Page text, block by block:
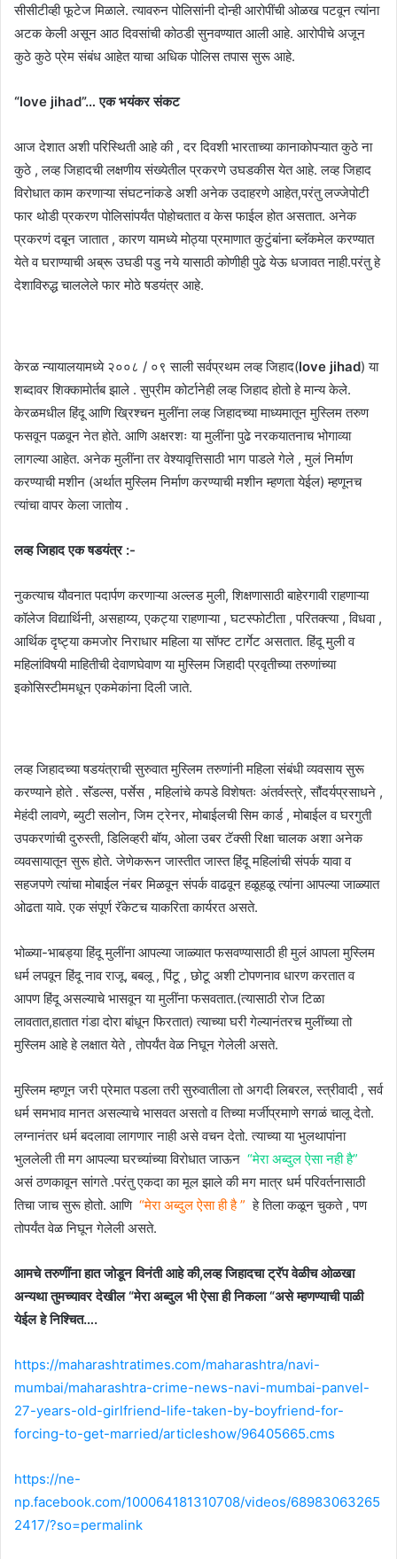
सीसीटीव्ही फूटेज मिळाले. त्यावरुन पोलिसांनी दोन्ही आरोपींची ओळख पटवून त्यांना
अटक केली असून आठ दिवसांची कोठडी सुनवण्यात आली आहे. आरोपीचे अजून
कुठे कुठे प्रेम संबंध आहेत याचा अधिक पोलिस तपास सुरू आहे.
“love jihad”… एक भयंकर संकट
आज देशात अशी परिस्थिती आहे की , दर दिवशी भारताच्या कानाकोपऱ्यात कुठे ना
कुठे , लव्ह जिहादची लक्षणीय संख्येतील प्रकरणे उघडकीस येत आहे. लव्ह जिहाद
विरोधात काम करणाऱ्या संघटनांकडे अशी अनेक उदाहरणे आहेत,परंतु लज्जेपोटी
फार थोडी प्रकरण पोलिसांपर्यंत पोहोचतात व केस फाईल होत असतात. अनेक
प्रकरणं दबून जातात , कारण यामध्ये मोठ्या प्रमाणात कुटुंबांना ब्लॅकमेल करण्यात
येते व घराण्याची अब्रू उघडी पडु नये यासाठी कोणीही पुढे येऊ धजावत नाही.परंतु हे
देशाविरुद्ध चाललेले फार मोठे षडयंत्र आहे.
केरळ न्यायालयामध्ये २००८ / ०९ साली सर्वप्रथम लव्ह जिहाद(love jihad) या
शब्दावर शिक्कामोर्तब झाले . सुप्रीम कोर्टानेही लव्ह जिहाद होतो हे मान्य केले.
केरळमधील हिंदू आणि ख्रिश्चन मुलींना लव्ह जिहादच्या माध्यमातून मुस्लिम तरुण
फसवून पळवून नेत होते. आणि अक्षरशः या मुलींना पुढे नरकयातनाच भोगाव्या
लागल्या आहेत. अनेक मुलींना तर वेश्यावृत्तिसाठी भाग पाडले गेले , मुलं निर्माण
करण्याची मशीन (अर्थात मुस्लिम निर्माण करण्याची मशीन म्हणता येईल) म्हणूनच
त्यांचा वापर केला जातोय .
लव्ह जिहाद एक षडयंत्र :-
नुकत्याच यौवनात पदार्पण करणाऱ्या अल्लड मुली, शिक्षणासाठी बाहेरगावी राहणाऱ्या
कॉलेज विद्यार्थिनी, असहाय्य, एकट्या राहणाऱ्या , घटस्फोटीता , परितक्त्या , विधवा ,
आर्थिक दृष्ट्या कमजोर निराधार महिला या सॉफ्ट टार्गेट असतात. हिंदू मुली व
महिलांविषयी माहितीची देवाणघेवाण या मुस्लिम जिहादी प्रवृतीच्या तरुणांच्या
इकोसिस्टीममधून एकमेकांना दिली जाते.
लव्ह जिहादच्या षडयंत्राची सुरुवात मुस्लिम तरुणांनी महिला संबंधी व्यवसाय सुरू
करण्याने होते . सॅंडल्स, पर्सेस , महिलांचे कपडे विशेषतः अंतर्वस्त्रे, सौंदर्यप्रसाधने ,
मेहंदी लावणे, ब्युटी सलोन, जिम ट्रेनर, मोबाईलची सिम कार्ड , मोबाईल व घरगुती
उपकरणांची दुरुस्ती, डिलिव्हरी बॉय, ओला उबर टॅक्सी रिक्षा चालक अशा अनेक
व्यवसायातून सुरू होते. जेणेकरून जास्तीत जास्त हिंदू महिलांची संपर्क यावा व
सहजपणे त्यांचा मोबाईल नंबर मिळवून संपर्क वाढवून हळूहळू त्यांना आपल्या जाळ्यात
ओढता यावे. एक संपूर्ण रॅकेटच याकरिता कार्यरत असते.
भोळ्या-भाबड्या हिंदू मुलींना आपल्या जाळ्यात फसवण्यासाठी ही मुलं आपला मुस्लिम
धर्म लपवून हिंदू नाव राजू, बबलू , पिंटू , छोटू अशी टोपणनाव धारण करतात व
आपण हिंदू असल्याचे भासवून या मुलींना फसवतात.(त्यासाठी रोज टिळा
लावतात,हातात गंडा दोरा बांधून फिरतात) त्याच्या घरी गेल्यानंतरच मुलींच्या तो
मुस्लिम आहे हे लक्षात येते , तोपर्यंत वेळ निघून गेलेली असते.
मुस्लिम म्हणून जरी प्रेमात पडला तरी सुरुवातीला तो अगदी लिबरल, स्त्रीवादी , सर्व
धर्म समभाव मानत असल्याचे भासवत असतो व तिच्या मर्जीप्रमाणे सगळं चालू देतो.
लग्नानंतर धर्म बदलावा लागणार नाही असे वचन देतो. त्याच्या या भुलथापांना
भुललेली ती मग आपल्या घरच्यांच्या विरोधात जाऊन “मेरा अब्दुल ऐसा नही है”
असं ठणकावून सांगते .परंतु एकदा का मूल झाले की मग मात्र धर्म परिवर्तनासाठी
तिचा जाच सुरू होतो. आणि “मेरा अब्दुल ऐसा ही है ” हे तिला कळून चुकते , पण
तोपर्यंत वेळ निघून गेलेली असते.
आमचे तरुणींना हात जोडून विनंती आहे की,लव्ह जिहादचा ट्रॅप वेळीच ओळखा
अन्यथा तुमच्यावर देखील “मेरा अब्दुल भी ऐसा ही निकला “असे म्हणण्याची पाळी
येईल हे निश्चित….
https://maharashtratimes.com/maharashtra/navi-
mumbai/maharashtra-crime-news-navi-mumbai-panvel-
27-years-old-girlfriend-life-taken-by-boyfriend-for-
forcing-to-get-married/articleshow/96405665.cms
https://ne-
np.facebook.com/100064181310708/videos/68983063265
2417/?so=permalink